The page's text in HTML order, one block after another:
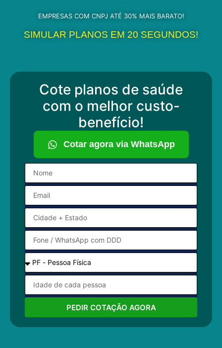
EMPRESAS COM CNPJ ATÉ 30% MAIS BARATO!
SIMULAR PLANOS EM 20 SEGUNDOS!
Cote planos de saúde
com o melhor custo-
benefício!
Cotar agora via WhatsApp
PEDIR COTAÇÃO AGORA